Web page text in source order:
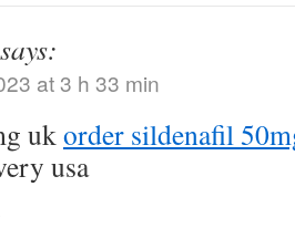
says:
at 3 h 33 min
ukorder sildenafil
usa